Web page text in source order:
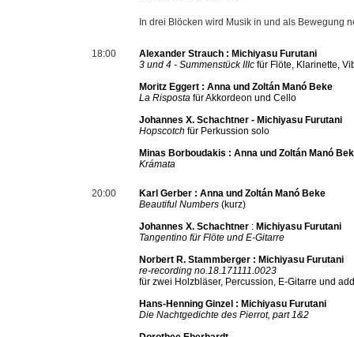
In drei Blöcken wird Musik in und als Bewegung
18:00 Alexander Strauch : Michiyasu Furutani
3 und 4 - Summenstück IIIc für Flöte, Klarinette,
Moritz Eggert : Anna und Zoltán Manó Beke
La Risposta für Akkordeon und Cello
Johannes X. Schachtner - Michiyasu Furutani
Hopscotch für Perkussion solo
Minas Borboudakis : Anna und Zoltán Manó
Krámata
20:00 Karl Gerber : Anna und Zoltán Manó Beke
Beautiful Numbers (kurz)
Johannes X. Schachtner : Michiyasu Furutani
Tangentino für Flöte und E-Gitarre
Norbert R. Stammberger : Michiyasu Furutani
re-recording no.18.171111.0023
für zwei Holzbläser, Percussion, E-Gitarre und
Hans-Henning Ginze l : Michiyasu Furutani
Die Nachtgedichte des Pierrot, part 1&2